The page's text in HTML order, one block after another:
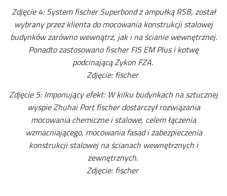
Zdjęcie 4: System fischer Superbond z ampułką RSB, został
wybrany przez klienta do mocowania konstrukcji stalowej
budynków zarówno wewnątrz, jak i na ścianie wewnętrznej.
Ponadto zastosowano fischer FIS EM Plus i kotwę
podcinającą Zykon FZA.
Zdjęcie: fischer
Zdjęcie 5: Imponujący efekt: W kilku budynkach na sztucznej
wyspie Zhuhai Port fischer dostarczył rozwiązania
mocowania chemiczne i stalowe, celem łączenia
wzmacniającego, mocowania fasad i zabezpieczenia
konstrukcji stalowej na ścianach wewnętrznych i
zewnętrznych.
Zdjęcie: fischer